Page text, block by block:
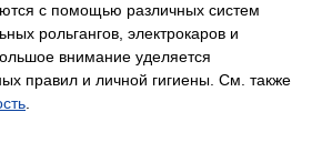
с помощью различных систем
рольгангов, электрокаров и
внимание уделяется
правил и личной гигиены. См. также